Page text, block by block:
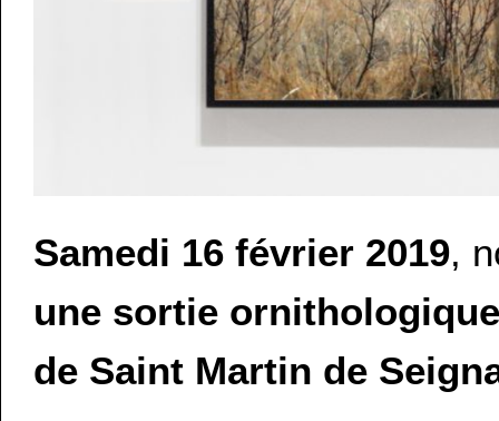
Samedi 16 février 2019,
une sortie
de Saint Martin de